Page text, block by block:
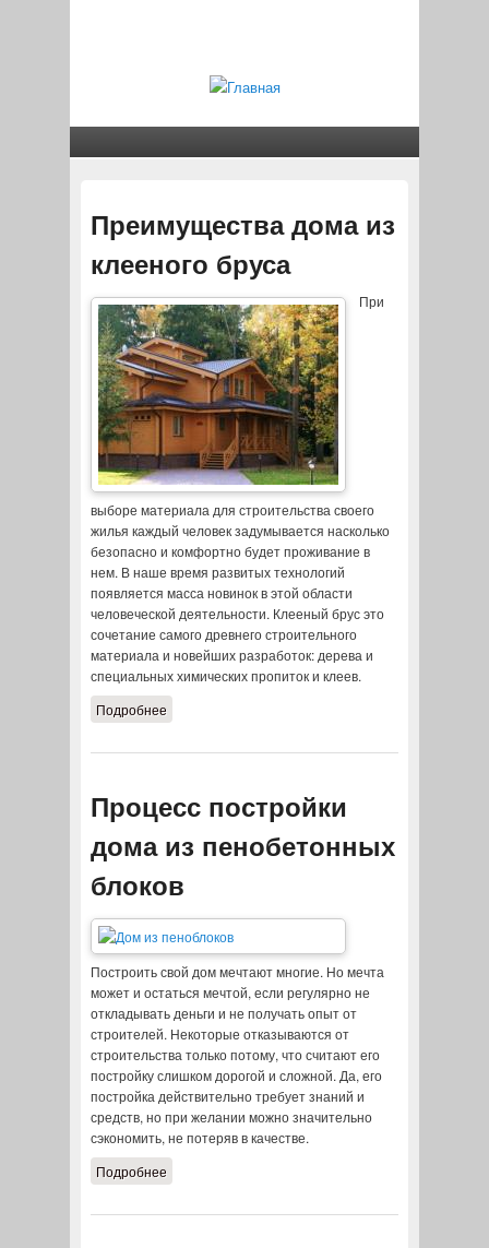
Преимущества дома из
клееного бруса
При
выборе материала для строительства своего
жилья каждый человек задумывается насколько
безопасно и комфортно будет проживание в
нем. В наше время развитых технологий
появляется масса новинок в этой области
человеческой деятельности. Клееный брус это
сочетание самого древнего строительного
материала и новейших разработок: дерева и
специальных химических пропиток и клеев.
Подробнее
Процесс постройки
дома из пенобетонных
блоков
Построить свой дом мечтают многие. Но мечта
может и остаться мечтой, если регулярно не
откладывать деньги и не получать опыт от
строителей. Некоторые отказываются от
строительства только потому, что считают его
постройку слишком дорогой и сложной. Да, его
постройка действительно требует знаний и
средств, но при желании можно значительно
сэкономить, не потеряв в качестве.
Подробнее